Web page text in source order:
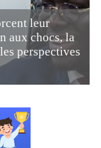
leur
aux chocs, la
perspectives